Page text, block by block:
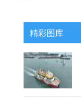
精彩图库